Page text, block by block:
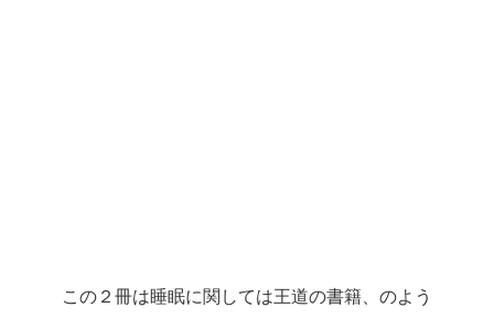
この２冊は睡眠に関しては王道の書籍、のよう